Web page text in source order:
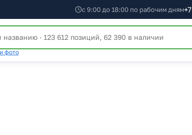
с 9:00 до 18:00 по рабочим дням+7
фото